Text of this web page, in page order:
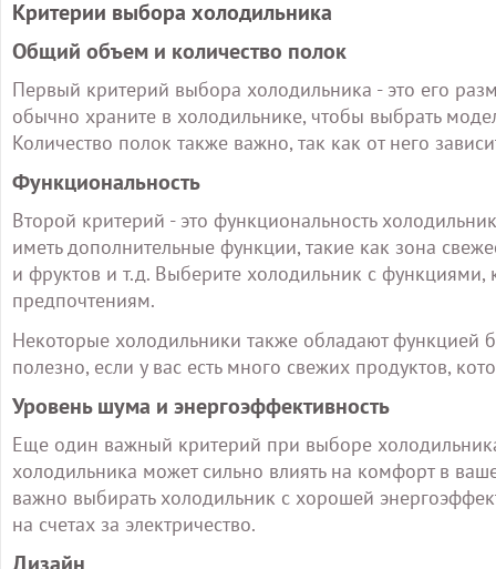
Критерии выбора холодильника
Общий объем и количество полок
Первый критерий выбора холодильника - это его
обычно храните в холодильнике, чтобы выбрать
Количество полок также важно, так как от него
Функциональность
Второй критерий - это функциональность
иметь дополнительные функции, такие как зона
и фруктов и т.д. Выберите холодильник с
предпочтениям.
Некоторые холодильники также обладают функцией
полезно, если у вас есть много свежих продуктов,
Уровень шума и энергоэффективность
Еще один важный критерий при выборе
холодильника может сильно влиять на комфорт в
важно выбирать холодильник с хорошей
на счетах за электричество.